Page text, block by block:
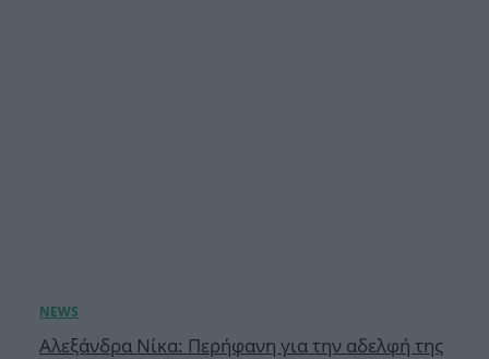
Αλεξάνδρα Νίκα: Περήφανη για την αδελφή της